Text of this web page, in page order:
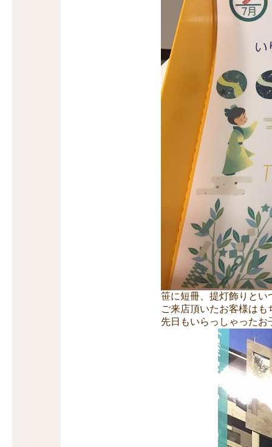
笹に短冊、提灯飾りとい
ご来店頂いたお客様は
先日もいらっしゃった